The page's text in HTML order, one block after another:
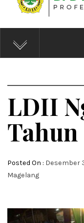
DPD
Profesional
LDII
Tahun
Posted On : Desember
Magelang